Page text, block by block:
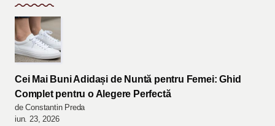
Cei Mai Buni Adidași de Nuntă pentru Femei: Ghid
Complet pentru o Alegere Perfectă
de Constantin Preda
iun. 23, 2026